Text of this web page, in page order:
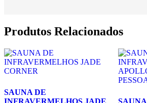
Produtos Relacionados
SAUNA DE
INFRAVERMELHOS JADE
SAUNA